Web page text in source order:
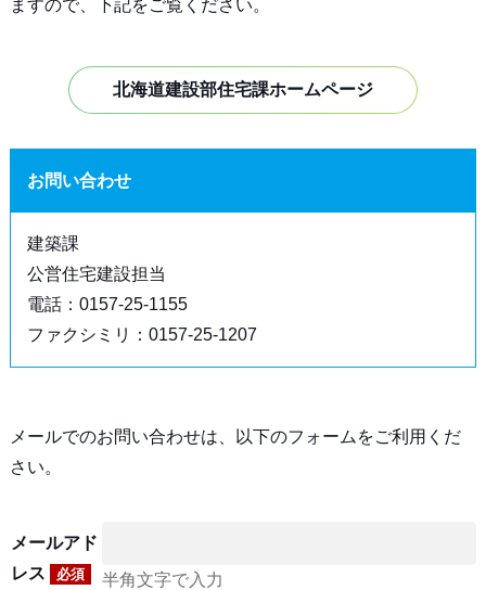
ますので、下記をご覧ください。
北海道建設部住宅課ホームページ
お問い合わせ
建築課
公営住宅建設担当
電話：0157-25-1155
ファクシミリ：0157-25-1207
メールでのお問い合わせは、以下のフォームをご利用くだ
さい。
メールアド
レス
必須 半角文字で入力